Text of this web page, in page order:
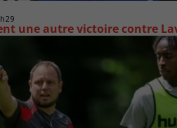
une autre victoire contre